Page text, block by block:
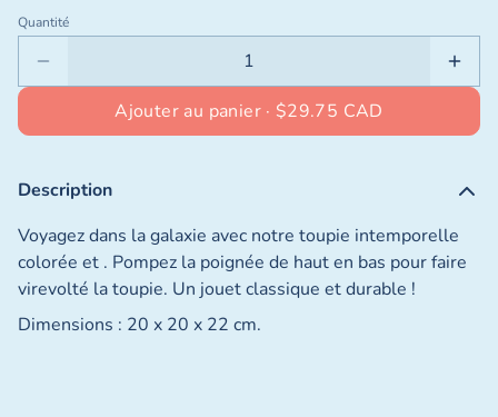
Quantité
Ajouter au panier · $29.75 CAD
Description
Voyagez dans la galaxie avec notre toupie intemporelle
colorée et . Pompez la poignée de haut en bas pour faire
virevolté la toupie. Un jouet classique et durable !
Dimensions : 20 x 20 x 22 cm.